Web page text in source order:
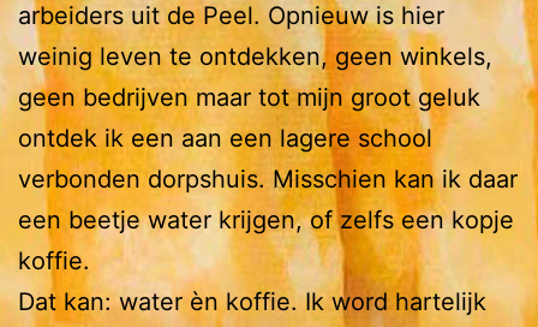
arbeiders uit de Peel. Opnieuw is hier
weinig leven te ontdekken, geen winkels,
geen bedrijven maar tot mijn groot geluk
ontdek ik een aan een lagere school
verbonden dorpshuis. Misschien kan ik daar
een beetje water krijgen, of zelfs een kopje
koffie.
Dat kan: water èn koffie. Ik word hartelijk